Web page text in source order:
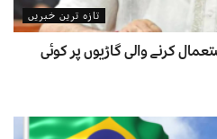
تازہ ترین خبریں
کرنے والی گاڑیوں پر کوئی